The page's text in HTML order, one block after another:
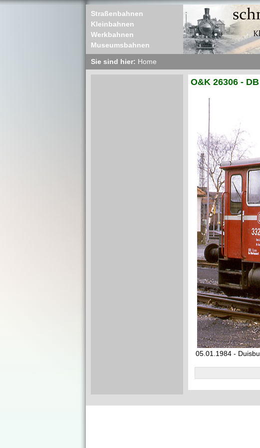
Straßenbahnen
Kleinbahnen
Werkbahnen
Museumsbahnen
Sie sind hier: Home
O&K 26306 -
05.01.1984 -